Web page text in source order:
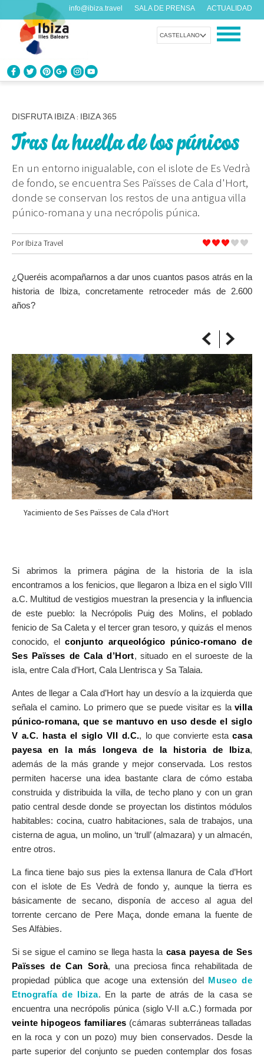
CASTELLANO
info@ibiza.travel SALA DE PRENSA ACTUALIDAD
DISFRUTA IBIZA
AGENDA
Cada día algo nuevo
ORGANIZA TU VIAJE
Datos prácticos antes de visitarnos
SOBRE EL MAPA
Llega siempre a tu destino
DISFRUTA IBIZA : IBIZA 365
Tras la huella de los púnicos
En un entorno inigualable, con el islote de Es Vedrà
de fondo, se encuentra Ses Païsses de Cala d'Hort,
donde se conservan los restos de una antigua villa
púnico-romana y una necrópolis púnica.
PorIbiza Travel
¿Queréis acompañarnos a dar unos cuantos pasos atrás en la
historia de Ibiza, concretamente retroceder más de 2.600
años?
Yacimiento de Ses Païsses de Cala d'Hort
Si abrimos la primera página de la historia de la isla
encontramos a los fenicios, que llegaron a Ibiza en el siglo VIII
a.C. Multitud de vestigios muestran la presencia y la influencia
de este pueblo: la Necrópolis Puig des Molins, el poblado
fenicio de Sa Caleta y el tercer gran tesoro, y quizás el menos
conocido, elconjunto arqueológico púnico-romano de
Ses Païsses de Cala d’Hort, situado en el suroeste de la
isla, entre Cala d’Hort, Cala Llentrisca y Sa Talaia.
Antes de llegar a Cala d’Hort hay un desvío a la izquierda que
señala el camino. Lo primero que se puede visitar es la villa
púnico-romana, que se mantuvo en uso desde el siglo
V a.C. hasta el siglo VII d.C., lo que convierte estacasa
payesa en la más longeva de la historia de Ibiza,
además de la más grande y mejor conservada. Los restos
permiten hacerse una idea bastante clara de cómo estaba
construida y distribuida la villa, de techo plano y con un gran
patio central desde donde se proyectan los distintos módulos
habitables: cocina, cuatro habitaciones, sala de trabajos, una
cisterna de agua, un molino, un ‘trull’ (almazara) y un almacén,
entre otros.
La finca tiene bajo sus pies la extensa llanura de Cala d’Hort
con el islote de Es Vedrà de fondo y, aunque la tierra es
básicamente de secano, disponía de acceso al agua del
torrente cercano de Pere Maça, donde emana la fuente de
Ses Alfàbies.
Si se sigue el camino se llega hasta la casa payesa de Ses
Païsses de Can Sorà, una preciosa finca rehabilitada de
propiedad pública que acoge una extensión del Museo de
Etnografía de Ibiza. En la parte de atrás de la casa se
encuentra una necrópolis púnica (siglo V-II a.C.) formada por
veinte hipogeos familiares (cámaras subterráneas talladas
en la roca y con un pozo) muy bien conservados. Desde la
parte superior del conjunto se pueden contemplar dos fosas